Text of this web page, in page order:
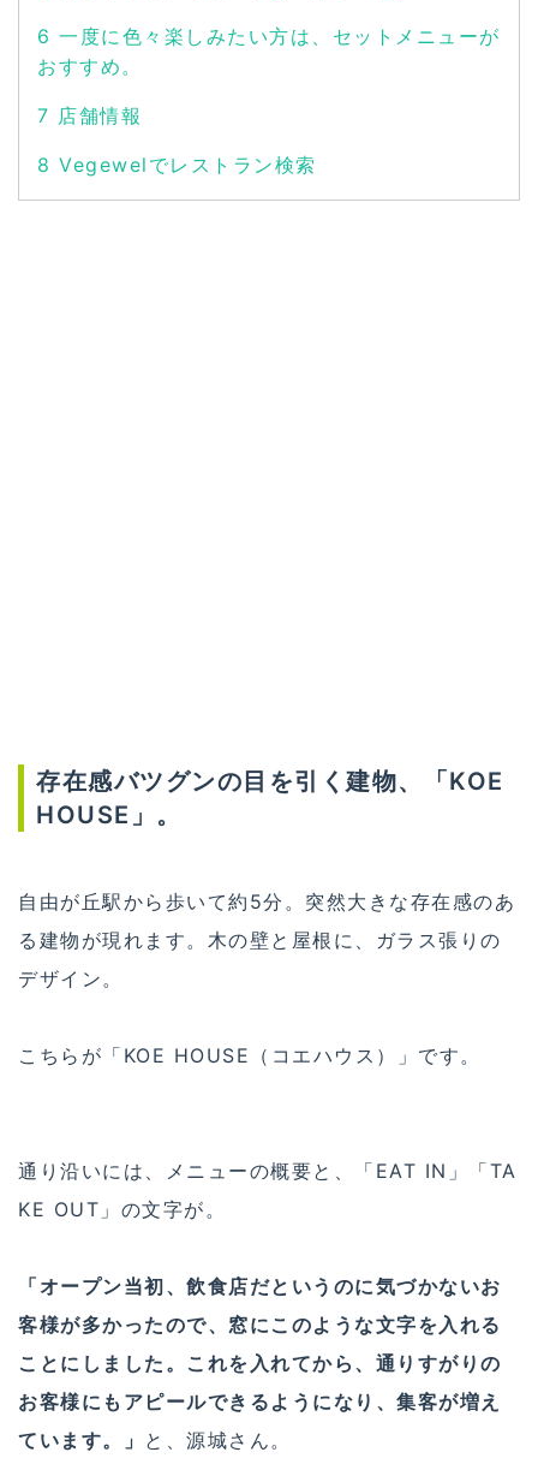
6 一度に色々楽しみたい方は、セットメニューが
おすすめ。
7 店舗情報
8 Vegewelでレストラン検索
存在感バツグンの目を引く建物、「KOE
HOUSE」。
自由が丘駅から歩いて約5分。突然大きな存在感のあ
る建物が現れます。木の壁と屋根に、ガラス張りの
デザイン。
こちらが「KOE HOUSE（コエハウス）」です。
通り沿いには、メニューの概要と、「EAT IN」「TA
KE OUT」の文字が。
「オープン当初、飲食店だというのに気づかないお
客様が多かったので、窓にこのような文字を入れる
ことにしました。これを入れてから、通りすがりの
お客様にもアピールできるようになり、集客が増え
ています。」 と、源城さん。